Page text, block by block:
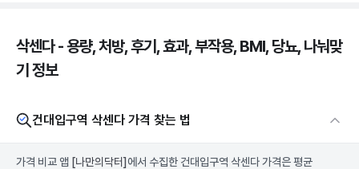
삭센다 - 용량, 처방, 후기, 효과, 부작용, BMI, 당뇨, 나눠맞
기 정보
건대입구역 삭센다 가격 찾는 법
가격 비교 앱 [나만의닥터] 에서 수집한 건대입구역 삭센다 가격은 평균